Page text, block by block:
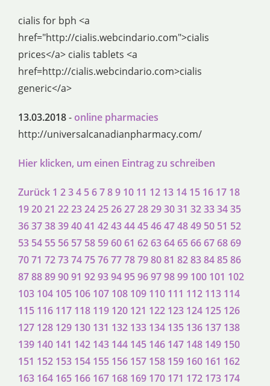
cialis for bph <a
href="http://cialis.webcindario.com">cialis
prices</a> cialis tablets <a
href=http://cialis.webcindario.com>cialis
generic</a>
13.03.2018-online pharmacies
http://universalcanadianpharmacy.com/
Hier klicken, um einen Eintrag zu schreiben
Zurück 1 234 56789 10 11 12 13 14 15 16 17 18
192021 22232425262728293031 32333435
363738394041 4243444546474849 50 51 52
53 54 55 56 57 58 596061 6263646566676869
7071 72737475767778798081 8283848586
8788899091 9293949596979899 100 101 102
103 104 105 106 107 108 109 110 111 112 113 114
115 116 117 118 119 120 121 122 123 124 125 126
127 128 129 130 131 132 133 134 135 136 137 138
139 140 141 142 143 144 145 146 147 148 149 150
151 152 153 154 155 156 157 158 159 160 161 162
163 164 165 166 167 168 169 170 171 172 173 174